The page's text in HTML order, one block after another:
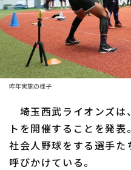
順位表･成績
1軍公式戦
ファーム東地区
ファーム中地区
ファーム西地区
交流戦
選手名鑑
選手名鑑トップ
東北楽天ゴールデ
埼玉西武ライオン
ニュース
設定
昨年実施の様子
埼玉西武ライオンズは
トを開催することを発表
社会人野球をする選手た
呼びかけている。